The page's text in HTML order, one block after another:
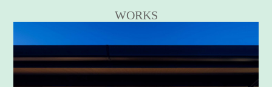
WORKS